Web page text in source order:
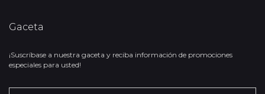
Gaceta
¡Suscríbase a nuestra gaceta y reciba información de promociones
especiales para usted!